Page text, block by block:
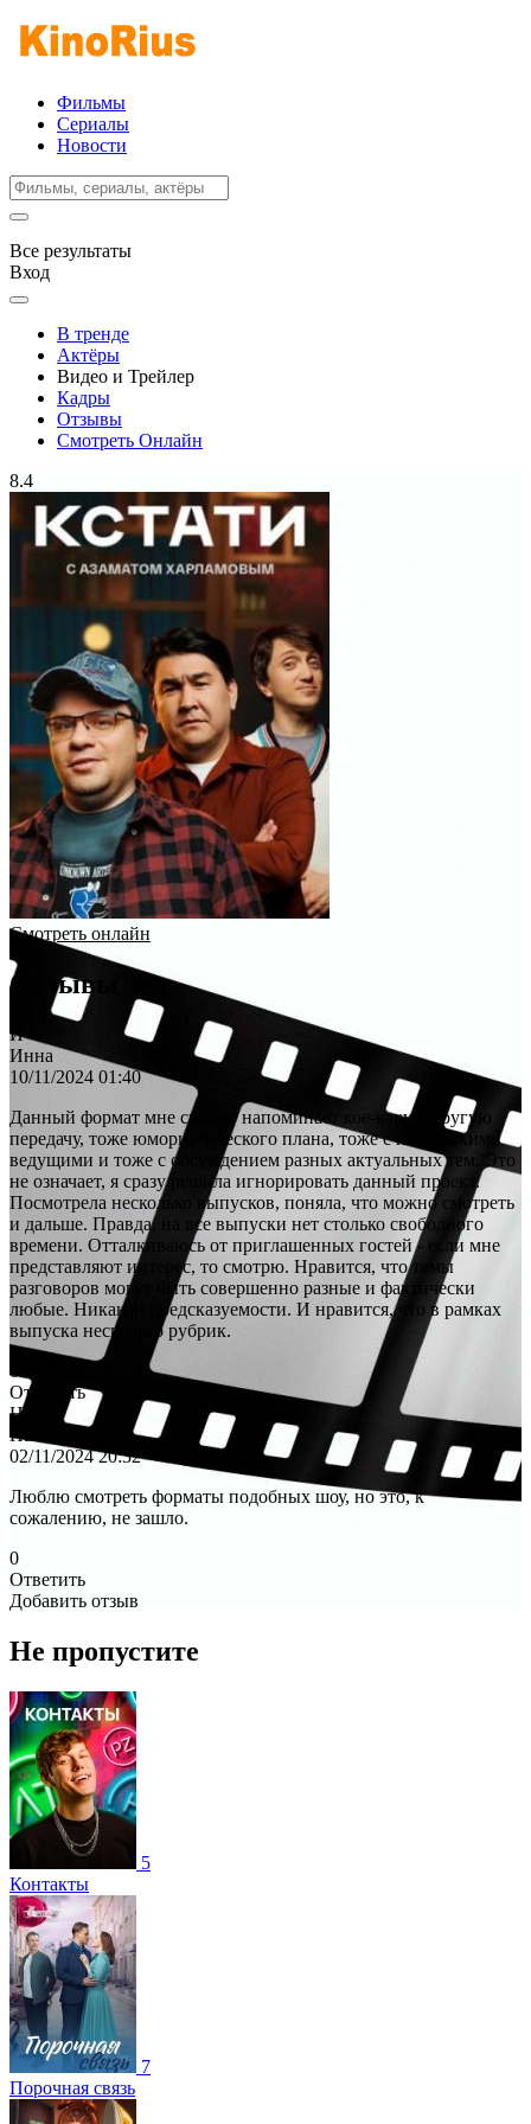
Фильмы
Сериалы
Новости
Все результаты
Вход
В тренде
Актёры
Видео и Трейлер
Кадры
Отзывы
Смотреть Онлайн
8.4
Смотреть онлайн
Отзывы
И
Инна
10/11/2024 01:40
Данный формат мне сильно напоминает кое-какую другую
передачу, тоже юмористического плана, тоже с несколькими
ведущими и тоже с обсуждением разных актуальных тем. Это
не означает, я сразу решила игнорировать данный проект.
Посмотрела несколько выпусков, поняла, что можно смотреть
и дальше. Правда, на все выпуски нет столько свободного
времени. Отталкиваюсь от приглашенных гостей - если мне
представляют интерес, то смотрю. Нравится, что темы
разговоров могут быть совершенно разные и фактически
любые. Никакой предсказуемости. И нравится, что в рамках
выпуска несколько рубрик.
0
Ответить
Н
Наталья
02/11/2024 20:32
Люблю смотреть форматы подобных шоу, но это, к
сожалению, не зашло.
0
Ответить
Добавить отзыв
Не пропустите
5
Контакты
7
Порочная связь